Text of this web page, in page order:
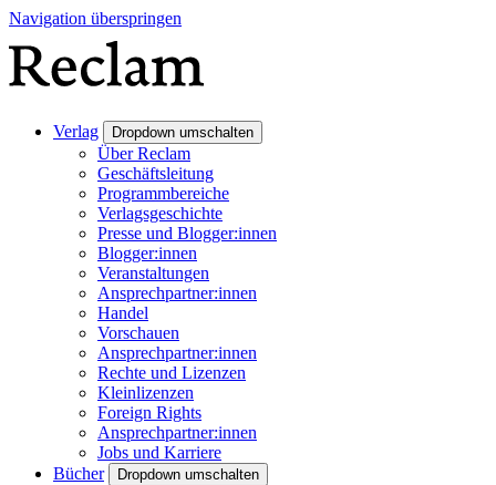
Navigation überspringen
Verlag Dropdown umschalten
Über Reclam
Geschäftsleitung
Programmbereiche
Verlagsgeschichte
Presse und Blogger:innen
Blogger:innen
Veranstaltungen
Ansprechpartner:innen
Handel
Vorschauen
Ansprechpartner:innen
Rechte und Lizenzen
Kleinlizenzen
Foreign Rights
Ansprechpartner:innen
Jobs und Karriere
Bücher
Dropdown umschalten